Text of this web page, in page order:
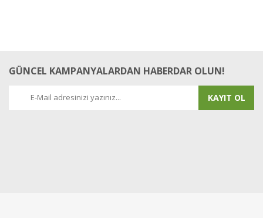
GÜNCEL KAMPANYALARDAN HABERDAR OLUN!
KAYIT OL